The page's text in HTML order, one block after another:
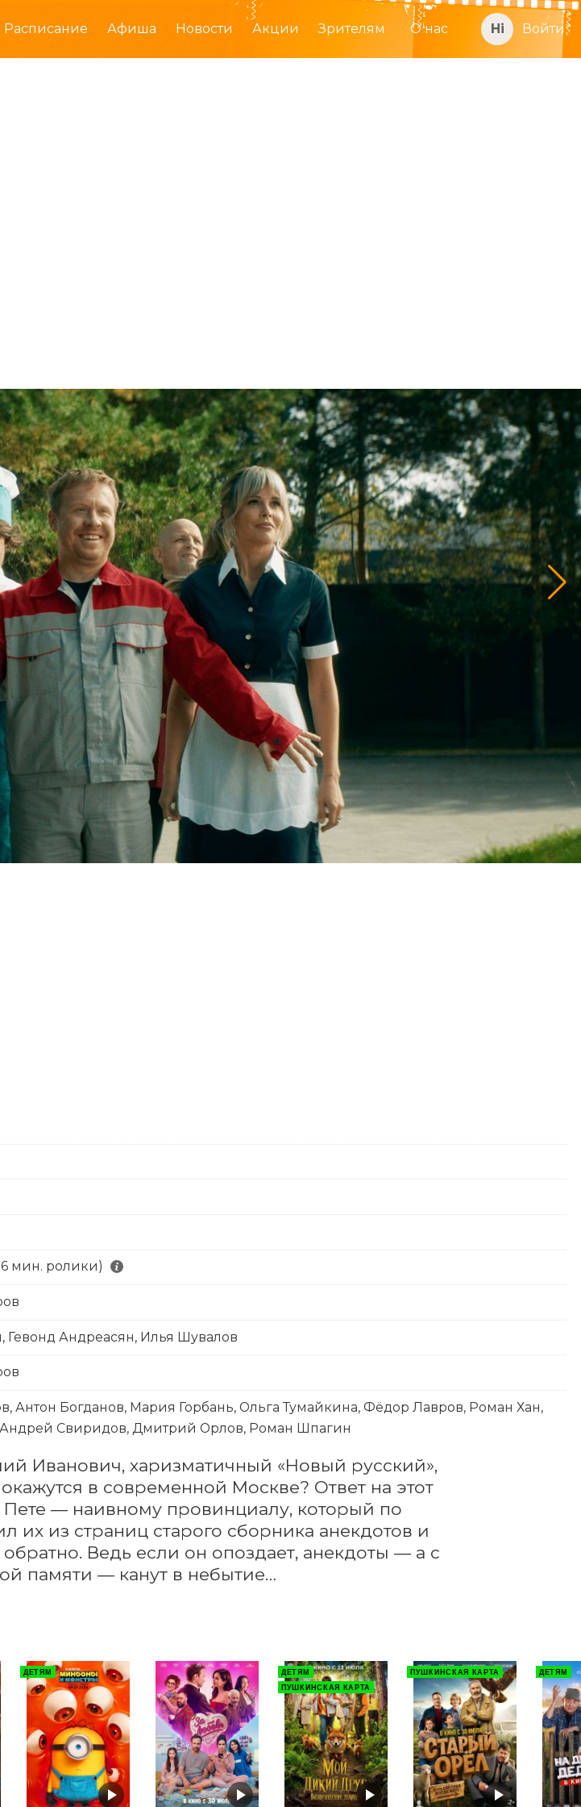
Расписание Афиша Новости Акции Зрителям О нас Войти
мин. ролики)
Гевонд Андреасян, Илья Шувалов
Антон Богданов, Мария Горбань, Ольга Тумайкина, Фёдор Лавров, Роман Хан,
Свиридов, Дмитрий Орлов, Роман Шпагин
Иванович, харизматичный «Новый русский»,
в современной Москве? Ответ на этот
Пете — наивному провинциалу, который по
их из страниц старого сборника анекдотов и
обратно. Ведь если он опоздает, анекдоты — а с
памяти — канут в небытие…
ДЕТЯМ
ДЕТЯМ
ПУШКИНСКАЯ КАРТА
ПУШКИНСКАЯ КАРТА ДЕТЯМ